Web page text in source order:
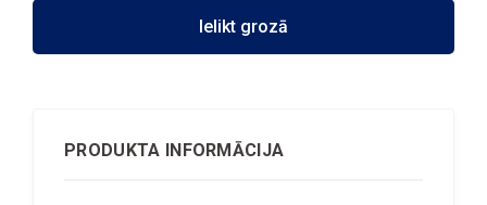
Ielikt grozā
PRODUKTA INFORMĀCIJA